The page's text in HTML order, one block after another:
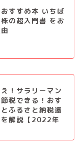
すすめ本 いちば
の超入門書 をお
！サラリーマン
税できる！おす
ふるさと納税還
解説【2022年